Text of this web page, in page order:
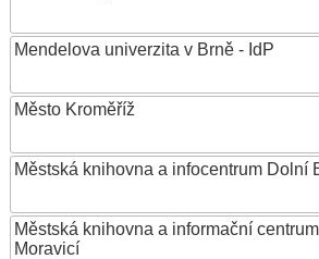
Mendelova univerzita v Brně - IdP
Město Kroměříž
Městská knihovna a infocentrum Dolní
Městská knihovna a informační
Moravicí